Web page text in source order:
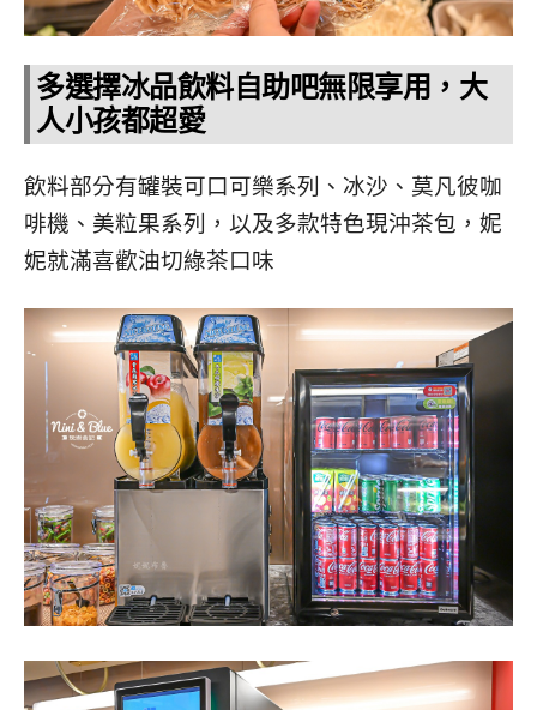
多選擇冰品飲料自助吧無限享用，大
人小孩都超愛
飲料部分有罐裝可口可樂系列、冰沙、莫凡彼咖
啡機、美粒果系列，以及多款特色現沖茶包，妮
妮就滿喜歡油切綠茶口味